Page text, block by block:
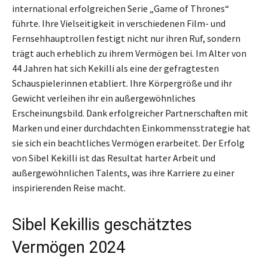
international erfolgreichen Serie „Game of Thrones“
führte. Ihre Vielseitigkeit in verschiedenen Film- und
Fernsehhauptrollen festigt nicht nur ihren Ruf, sondern
trägt auch erheblich zu ihrem Vermögen bei. Im Alter von
44 Jahren hat sich Kekilli als eine der gefragtesten
Schauspielerinnen etabliert. Ihre Körpergröße und ihr
Gewicht verleihen ihr ein außergewöhnliches
Erscheinungsbild. Dank erfolgreicher Partnerschaften mit
Marken und einer durchdachten Einkommensstrategie hat
sie sich ein beachtliches Vermögen erarbeitet. Der Erfolg
von Sibel Kekilli ist das Resultat harter Arbeit und
außergewöhnlichen Talents, was ihre Karriere zu einer
inspirierenden Reise macht.
Sibel Kekillis geschätztes
Vermögen 2024